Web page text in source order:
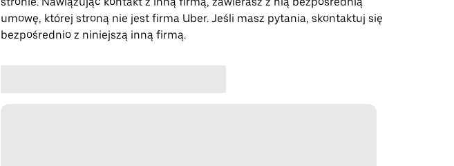
umowę, której stroną nie jest firma Uber. Jeśli masz pytania, skontaktuj się
bezpośrednio z niniejszą inną firmą.